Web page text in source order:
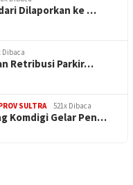
Dilaporkan ke …
Dibaca
Retribusi Parkir…
SULTRA 521x Dibaca
Komdigi Gelar Pen…